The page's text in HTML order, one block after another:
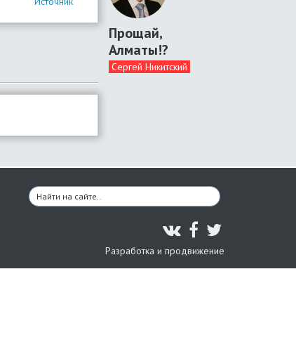
Прощай,
Алматы!?
Сергей Никитский
Разработка и продвижение